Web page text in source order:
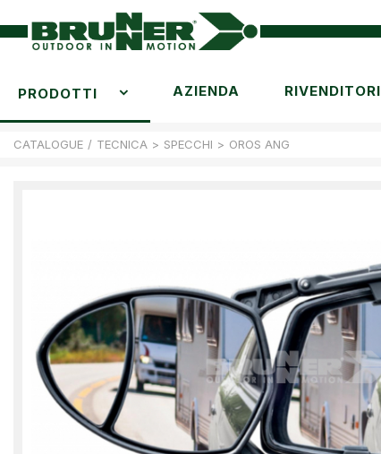
PRODOTTI AZIENDA RIVENDITORI
CATALOGUE / TECNICA > SPECCHI > OROS ANG